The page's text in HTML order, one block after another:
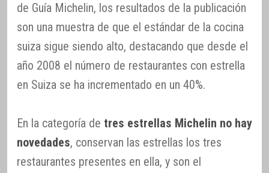
de Guía Michelin, los resultados de la publicación
son una muestra de que el estándar de la cocina
suiza sigue siendo alto, destacando que desde el
año 2008 el número de restaurantes con estrella
en Suiza se ha incrementado en un 40%.
En la categoría de tres estrellas Michelin no hay
novedades, conservan las estrellas los tres
restaurantes presentes en ella, y son el